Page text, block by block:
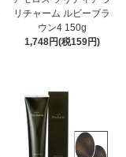
リチャーム ルビーブラ
ウン4 150g
1,748円(税159円)